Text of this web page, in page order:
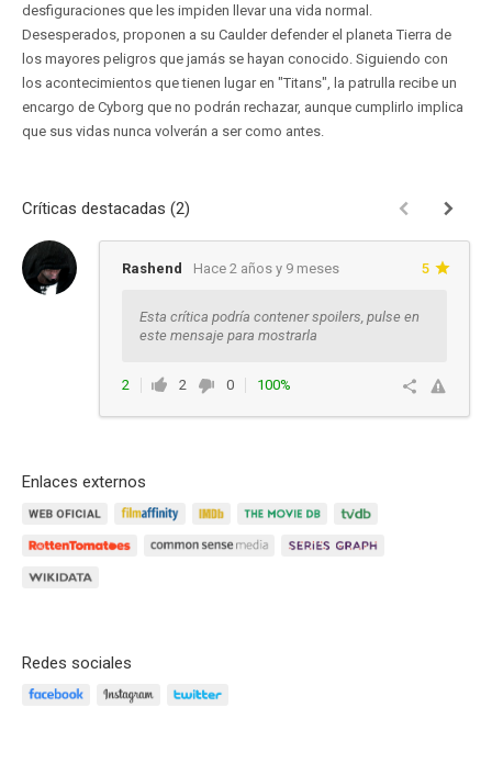
desfiguraciones que les impiden llevar una vida normal.
Desesperados, proponen a su Caulder defender el planeta Tierra de
los mayores peligros que jamás se hayan conocido. Siguiendo con
los acontecimientos que tienen lugar en "Titans", la patrulla recibe un
encargo de Cyborg que no podrán rechazar, aunque cumplirlo implica
que sus vidas nunca volverán a ser como antes.
Críticas destacadas (2)
Rashend Hace 2 años y 9 meses 5
Esta crítica podría contener spoilers, pulse en
este mensaje para mostrarla
2 2 0
100%
Enlaces externos
Redes sociales